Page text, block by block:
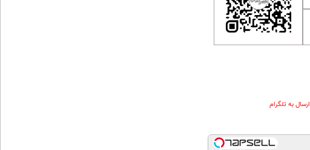
ارسال به تلگرام